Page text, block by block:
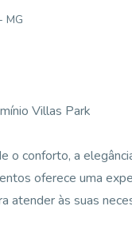
MG
Villas Park
o conforto, a
oferece uma
atender às suas